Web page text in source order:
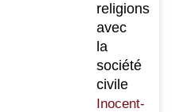
religions
avec
la
société
civile
Inocent-